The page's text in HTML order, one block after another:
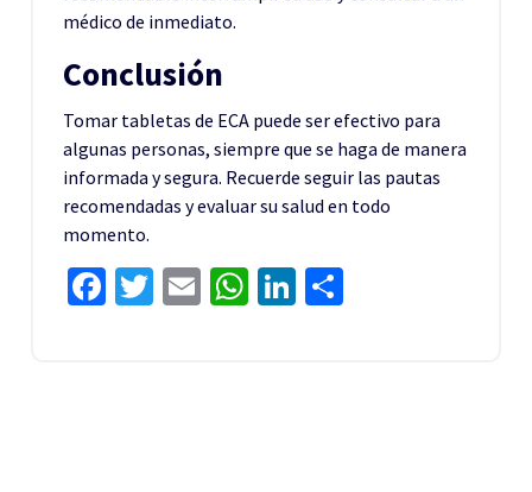
médico de inmediato.
Conclusión
Tomar tabletas de ECA puede ser efectivo para
algunas personas, siempre que se haga de manera
informada y segura. Recuerde seguir las pautas
recomendadas y evaluar su salud en todo
momento.
Facebook
Twitter
EmailWhatsApp
LinkedIn